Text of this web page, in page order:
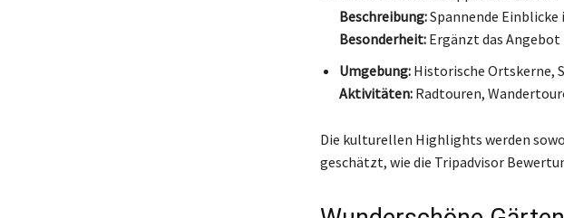
Beschreibung:Spannende Einblicke
Besonderheit:Ergänzt das
Umgebung:Historische Ortskerne,
Aktivitäten:Radtouren,
Die kulturellen Highlights werden
geschätzt, wie die Tripadvisor